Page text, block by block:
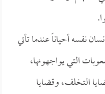
نفسه أحياناً عندما تأتي
التي يواجهونها،
التخلف، وقضايا